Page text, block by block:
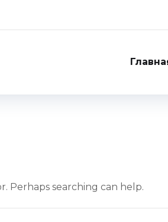
Perhaps searching can help.